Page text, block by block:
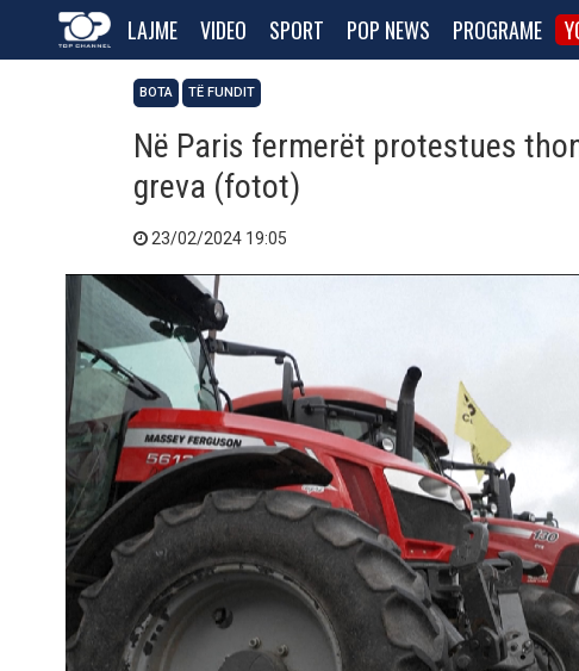
LAJME VIDEO SPORT POP NEWS PROGRAME
BOTA TË FUNDIT
Në Paris fermerët protestues
greva (fotot)
23/02/2024 19:05